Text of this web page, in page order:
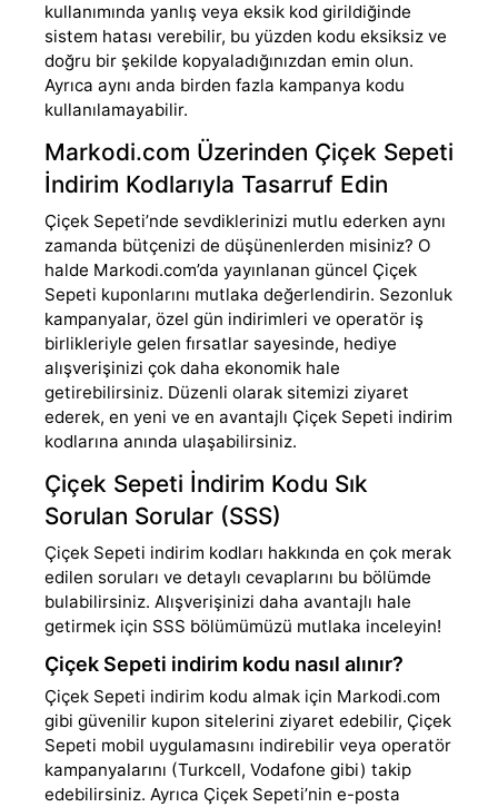
kullanımında yanlış veya eksik kod girildiğinde
sistem hatası verebilir, bu yüzden kodu eksiksiz ve
doğru bir şekilde kopyaladığınızdan emin olun.
Ayrıca aynı anda birden fazla kampanya kodu
kullanılamayabilir.
Markodi.com Üzerinden Çiçek Sepeti
İndirim Kodlarıyla Tasarruf Edin
Çiçek Sepeti’nde sevdiklerinizi mutlu ederken aynı
zamanda bütçenizi de düşünenlerden misiniz? O
halde Markodi.com’da yayınlanan güncel Çiçek
Sepeti kuponlarını mutlaka değerlendirin. Sezonluk
kampanyalar, özel gün indirimleri ve operatör iş
birlikleriyle gelen fırsatlar sayesinde, hediye
alışverişinizi çok daha ekonomik hale
getirebilirsiniz. Düzenli olarak sitemizi ziyaret
ederek, en yeni ve en avantajlı Çiçek Sepeti indirim
kodlarına anında ulaşabilirsiniz.
Çiçek Sepeti İndirim Kodu Sık
Sorulan Sorular (SSS)
Çiçek Sepeti indirim kodları hakkında en çok merak
edilen soruları ve detaylı cevaplarını bu bölümde
bulabilirsiniz. Alışverişinizi daha avantajlı hale
getirmek için SSS bölümümüzü mutlaka inceleyin!
Çiçek Sepeti indirim kodu nasıl alınır?
Çiçek Sepeti indirim kodu almak için Markodi.com
gibi güvenilir kupon sitelerini ziyaret edebilir, Çiçek
Sepeti mobil uygulamasını indirebilir veya operatör
kampanyalarını (Turkcell, Vodafone gibi) takip
edebilirsiniz. Ayrıca Çiçek Sepeti’nin e-posta